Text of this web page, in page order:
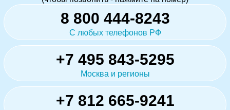
8 800 444-8243
С любых телефонов РФ
+7 495 843-5295
Москва и регионы
+7 812 665-9241